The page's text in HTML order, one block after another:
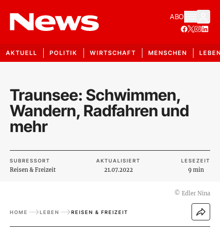
ABO
AKTUELL POLITIK WIRTSCHAFT MENSCHEN
Traunsee: Schwimmen,
Wandern, Radfahren und
mehr
SUBRESSORT
Reisen & Freizeit
AKTUALISIERT
21.07.2022
LESEZEIT
9 min
© Edler Nina
HOME LEBEN REISEN & FREIZEIT